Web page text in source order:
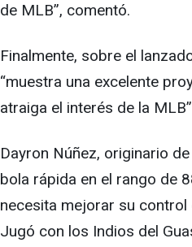
de MLB”, comentó.
Finalmente, sobre el
“muestra una excelente
atraiga el interés de la
Dayron Núñez, originario
bola rápida en el rango de
necesita mejorar su control
Jugó con los Indios del